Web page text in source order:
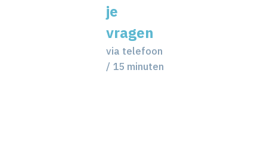
je
vragen
via telefoon
/ 15 minuten